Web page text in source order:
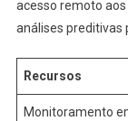
acesso remoto
análises preditivas
Recursos
Monitoramento